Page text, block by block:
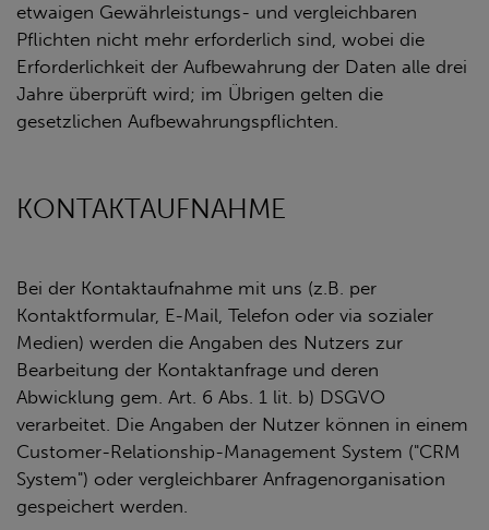
etwaigen Gewährleistungs- und vergleichbaren
Pflichten nicht mehr erforderlich sind, wobei die
Erforderlichkeit der Aufbewahrung der Daten alle drei
Jahre überprüft wird; im Übrigen gelten die
gesetzlichen Aufbewahrungspflichten.
KONTAKTAUFNAHME
Bei der Kontaktaufnahme mit uns (z.B. per
Kontaktformular, E-Mail, Telefon oder via sozialer
Medien) werden die Angaben des Nutzers zur
Bearbeitung der Kontaktanfrage und deren
Abwicklung gem. Art. 6 Abs. 1 lit. b) DSGVO
verarbeitet. Die Angaben der Nutzer können in einem
Customer-Relationship-Management System ("CRM
System") oder vergleichbarer Anfragenorganisation
gespeichert werden.